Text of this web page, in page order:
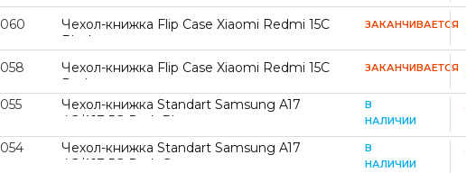
Чехол-книжка Flip Case Xiaomi Redmi 15С
Black
ЗАКАНЧИВАЕТСЯ
Чехол-книжка Flip Case Xiaomi Redmi 15С
Red
ЗАКАНЧИВАЕТСЯ
Чехол-книжка Standart Samsung A17
4G/A17 5G Dark Blue
В
НАЛИЧИИ
Чехол-книжка Standart Samsung A17
4G/A17 5G Dark Green
В
НАЛИЧИИ